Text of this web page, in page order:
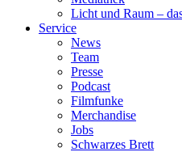
Licht und Raum –
Ser­vice
News
Team
Pres­se
Pod­cast
Film­fun­ke
Mer­chan­di­se
Jobs
Schwar­zes Brett